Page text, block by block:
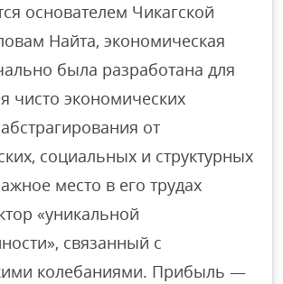
основателем Чикагской
Найта, экономическая
была разработана для
чисто экономических
от
социальных и структурных
место в его трудах
«уникальной
связанный с
колебаниями. Прибыль —